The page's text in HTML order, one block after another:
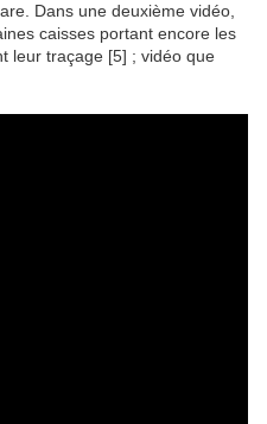
Dans une deuxième vidéo,
caisses portant encore les
leur traçage [5] ; vidéo que